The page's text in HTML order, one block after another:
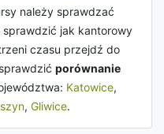
należy sprawdzać
jak kantorowy
czasu przejdź do
porównanie
Katowice,
, Gliwice.